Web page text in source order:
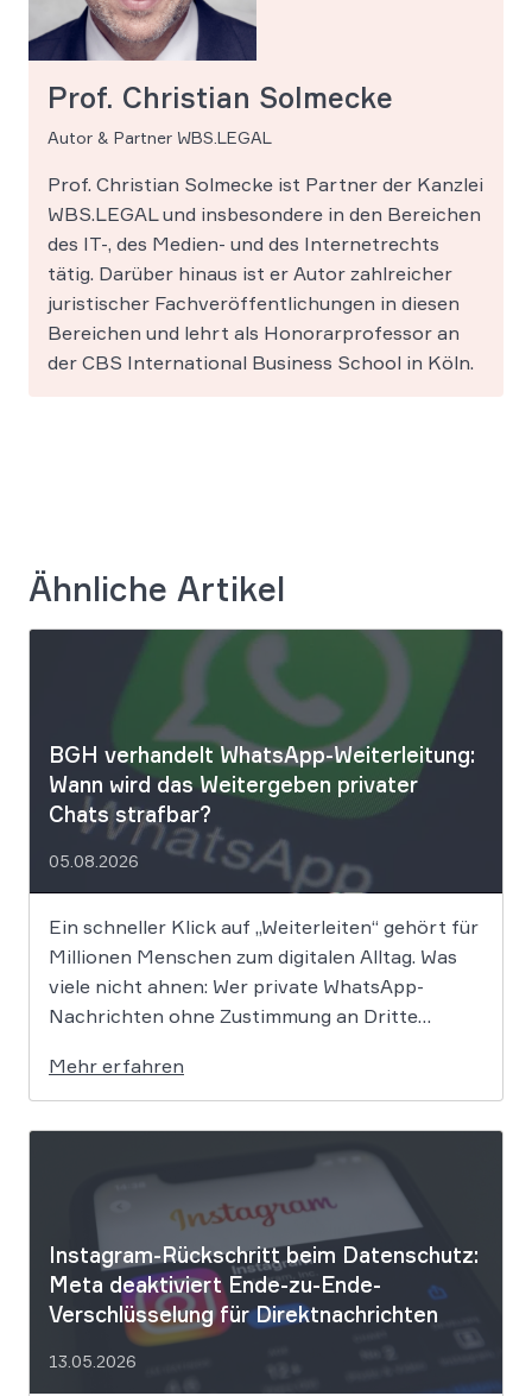
Prof. Christian Solmecke
Autor & Partner WBS.LEGAL
Prof. Christian Solmecke ist Partner der Kanzlei
WBS.LEGAL und insbesondere in den Bereichen
des IT-, des Medien- und des Internetrechts
tätig. Darüber hinaus ist er Autor zahlreicher
juristischer Fachveröffentlichungen in diesen
Bereichen und lehrt als Honorarprofessor an
der CBS International Business School in Köln.
Ähnliche Artikel
BGH verhandelt WhatsApp-Weiterleitung:
Wann wird das Weitergeben privater
Chats strafbar?
05.08.2026
Ein schneller Klick auf „Weiterleiten“ gehört für
Millionen Menschen zum digitalen Alltag. Was
viele nicht ahnen: Wer private WhatsApp-
Nachrichten ohne Zustimmung an Dritte
dünnem Eis. Der Bundesgerichtshof befasst
sich derzeit mit der Frage, ob eine solche
Weitergabe gegen die europäische
Datenschutz-Grundverordnung verstößt und
Mehr erfahren
Instagram-Rückschritt beim Datenschutz:
Meta deaktiviert Ende-zu-Ende-
Verschlüsselung für Direktnachrichten
13.05.2026